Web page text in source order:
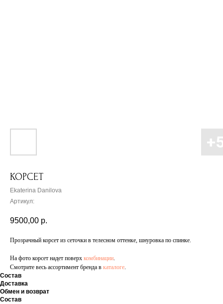
КОРСЕТ
Ekaterina Danilova
Артикул:
9500,00 р.
Прозрачный корсет из сеточки в телесном оттенке, шнуровка по спинке.
На фото корсет надет поверх комбинации.
Смотрите весь ассортимент бренда в каталоге.
Состав
Доставка
Обмен и возврат
Состав